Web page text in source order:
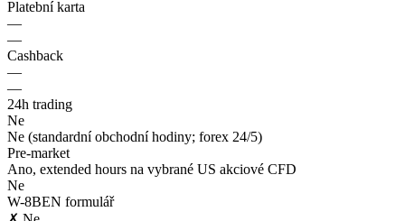
Platební karta
—
—
Cashback
—
—
24h trading
Ne
Ne (standardní obchodní hodiny; forex 24/5)
Pre-market
Ano, extended hours na vybrané US akciové CFD
Ne
W-8BEN formulář